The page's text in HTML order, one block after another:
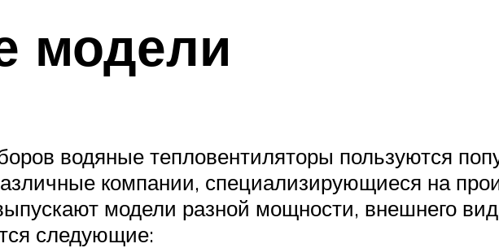
модели
водяные тепловентиляторы пользуются
компании, специализирующиеся на
модели разной мощности, внешнего
следующие: